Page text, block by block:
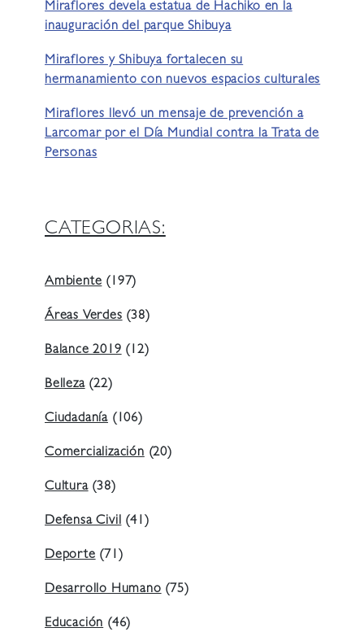
Miraflores devela estatua de Hachiko en la
inauguración del parque Shibuya
Miraflores y Shibuya fortalecen su
hermanamiento con nuevos espacios culturales
Miraflores llevó un mensaje de prevención a
Larcomar por el Día Mundial contra la Trata de
Personas
CATEGORIAS:
Ambiente(197)
Áreas Verdes(38)
Balance 2019(12)
Belleza(22)
Ciudadanía (106)
Comercialización(20)
Cultura(38)
Defensa Civil(41)
Deporte(71)
Desarrollo Humano(75)
Educación(46)